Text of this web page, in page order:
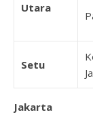
Utara
Setu
Jakarta